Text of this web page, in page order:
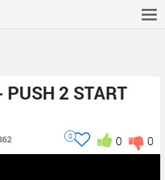
2 START
0
0
0